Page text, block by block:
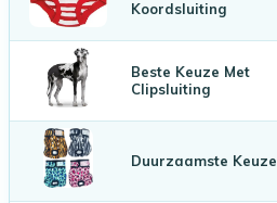
Koordsluiting
Beste Keuze Met
Clipsluiting
Duurzaamste Keuze